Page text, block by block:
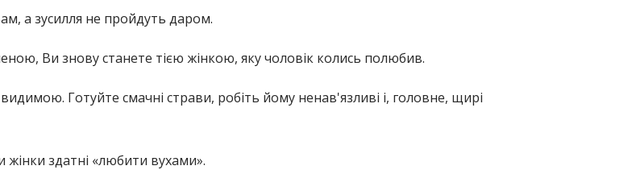
а зусилля не пройдуть даром.
Ви знову станете тією жінкою, яку чоловік колись полюбив.
Готуйте смачні страви, робіть йому ненав'язливі і, головне, щирі
здатні «любити вухами».